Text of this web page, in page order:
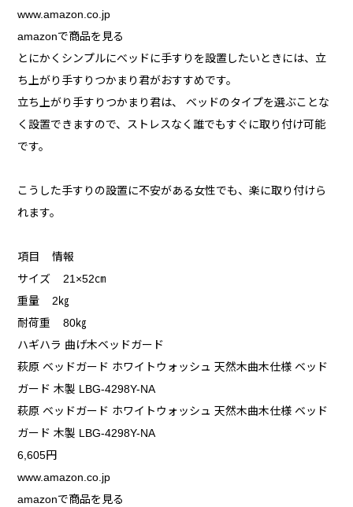
www.amazon.co.jp
amazonで商品を見る
とにかくシンプルにべッドに手すりを設置したいときには、立
ち上がり手すりつかまり君がおすすめです。
立ち上がり手すりつかまり君は、 ベッドのタイプを選ぶことな
く設置できますので、ストレスなく誰でもすぐに取り付け可能
です。
こうした手すりの設置に不安がある女性でも、楽に取り付けら
れます。
項目 情報
サイズ 21×52㎝
重量 2㎏
耐荷重 80㎏
ハギハラ 曲げ木ベッドガード
萩原 ベッドガード ホワイトウォッシュ 天然木曲木仕様 ベッド
ガード 木製 LBG-4298Y-NA
萩原 ベッドガード ホワイトウォッシュ 天然木曲木仕様 ベッド
ガード 木製 LBG-4298Y-NA
6,605円
www.amazon.co.jp
amazonで商品を見る